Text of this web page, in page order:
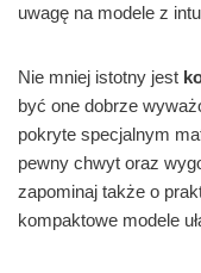
uwagę na modele z
Nie mniej istotny jest
być one dobrze
pokryte specjalnym
pewny chwyt oraz
zapominaj także o
kompaktowe modele